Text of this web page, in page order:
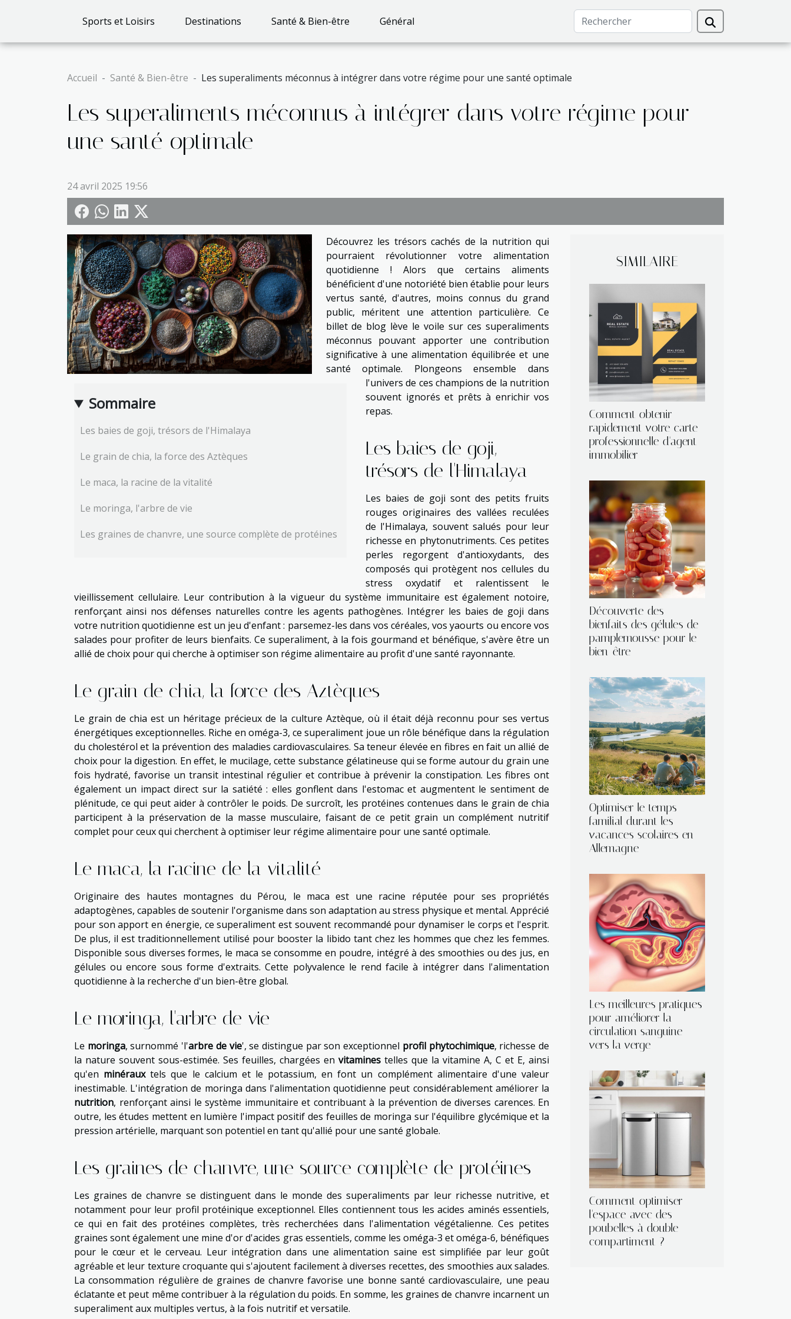
Sports et Loisirs Destinations Santé & Bien-être Général
Accueil Santé & Bien-être Les superaliments méconnus à intégrer dans votre régime pour une santé optimale
Les superaliments méconnus à intégrer dans votre régime pour
une santé optimale
24 avril 2025 19:56
Sommaire
Les baies de goji, trésors de l'Himalaya
Le grain de chia, la force des Aztèques
Le maca, la racine de la vitalité
Le moringa, l'arbre de vie
Les graines de chanvre, une source complète de protéines
Découvrez les trésors cachés de la nutrition qui
pourraient révolutionner votre alimentation
quotidienne ! Alors que certains aliments
bénéficient d'une notoriété bien établie pour leurs
vertus santé, d'autres, moins connus du grand
public, méritent une attention particulière. Ce
billet de blog lève le voile sur ces superaliments
méconnus pouvant apporter une contribution
significative à une alimentation équilibrée et une
santé optimale. Plongeons ensemble dans
l'univers de ces champions de la nutrition
souvent ignorés et prêts à enrichir vos
repas.
Les baies de goji,
trésors de l'Himalaya
Les baies de goji sont des petits fruits
rouges originaires des vallées reculées
de l'Himalaya, souvent salués pour leur
richesse en phytonutriments. Ces petites
perles regorgent d'antioxydants, des
composés qui protègent nos cellules du
stress oxydatif et ralentissent le
vieillissement cellulaire. Leur contribution à la vigueur du système immunitaire est également notoire,
renforçant ainsi nos défenses naturelles contre les agents pathogènes. Intégrer les baies de goji dans
votre nutrition quotidienne est un jeu d'enfant : parsemez-les dans vos céréales, vos yaourts ou encore vos
salades pour profiter de leurs bienfaits. Ce superaliment, à la fois gourmand et bénéfique, s'avère être un
allié de choix pour qui cherche à optimiser son régime alimentaire au profit d'une santé rayonnante.
Le grain de chia, la force des Aztèques
Le grain de chia est un héritage précieux de la culture Aztèque, où il était déjà reconnu pour ses vertus
énergétiques exceptionnelles. Riche en oméga-3, ce superaliment joue un rôle bénéfique dans la régulation
du cholestérol et la prévention des maladies cardiovasculaires. Sa teneur élevée en fibres en fait un allié de
choix pour la digestion. En effet, le mucilage, cette substance gélatineuse qui se forme autour du grain une
fois hydraté, favorise un transit intestinal régulier et contribue à prévenir la constipation. Les fibres ont
également un impact direct sur la satiété : elles gonflent dans l'estomac et augmentent le sentiment de
plénitude, ce qui peut aider à contrôler le poids. De surcroît, les protéines contenues dans le grain de chia
participent à la préservation de la masse musculaire, faisant de ce petit grain un complément nutritif
complet pour ceux qui cherchent à optimiser leur régime alimentaire pour une santé optimale.
Le maca, la racine de la vitalité
Originaire des hautes montagnes du Pérou, le maca est une racine réputée pour ses propriétés
adaptogènes, capables de soutenir l'organisme dans son adaptation au stress physique et mental. Apprécié
pour son apport en énergie, ce superaliment est souvent recommandé pour dynamiser le corps et l'esprit.
De plus, il est traditionnellement utilisé pour booster la libido tant chez les hommes que chez les femmes.
Disponible sous diverses formes, le maca se consomme en poudre, intégré à des smoothies ou des jus, en
gélules ou encore sous forme d'extraits. Cette polyvalence le rend facile à intégrer dans l'alimentation
quotidienne à la recherche d'un bien-être global.
Le moringa, l'arbre de vie
Le moringa, surnommé 'l'arbre de vie', se distingue par son exceptionnel profil phytochimique, richesse de
la nature souvent sous-estimée. Ses feuilles, chargées en vitamines telles que la vitamine A, C et E, ainsi
qu'en minérauxtels que le calcium et le potassium, en font un complément alimentaire d'une valeur
inestimable. L'intégration de moringa dans l'alimentation quotidienne peut considérablement améliorer la
nutrition, renforçant ainsi le système immunitaire et contribuant à la prévention de diverses carences. En
outre, les études mettent en lumière l'impact positif des feuilles de moringa sur l'équilibre glycémique et la
pression artérielle, marquant son potentiel en tant qu'allié pour une santé globale.
Les graines de chanvre, une source complète de protéines
Les graines de chanvre se distinguent dans le monde des superaliments par leur richesse nutritive, et
notamment pour leur profil protéinique exceptionnel. Elles contiennent tous les acides aminés essentiels,
ce qui en fait des protéines complètes, très recherchées dans l'alimentation végétalienne. Ces petites
graines sont également une mine d'or d'acides gras essentiels, comme les oméga-3 et oméga-6, bénéfiques
pour le cœur et le cerveau. Leur intégration dans une alimentation saine est simplifiée par leur goût
agréable et leur texture croquante qui s'ajoutent facilement à diverses recettes, des smoothies aux salades.
La consommation régulière de graines de chanvre favorise une bonne santé cardiovasculaire, une peau
éclatante et peut même contribuer à la régulation du poids. En somme, les graines de chanvre incarnent un
superaliment aux multiples vertus, à la fois nutritif et versatile.
SIMILAIRE
Comment obtenir
rapidement votre carte
professionnelle d'agent
immobilier
Découverte des
bienfaits des gélules de
pamplemousse pour le
bien-être
Optimiser le temps
familial durant les
vacances scolaires en
Allemagne
Les meilleures pratiques
pour améliorer la
circulation sanguine
vers la verge
Comment optimiser
l'espace avec des
poubelles à double
compartiment ?